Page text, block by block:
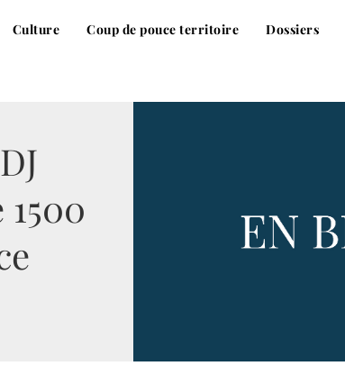
Culture Coup de pouce territoire Dossiers